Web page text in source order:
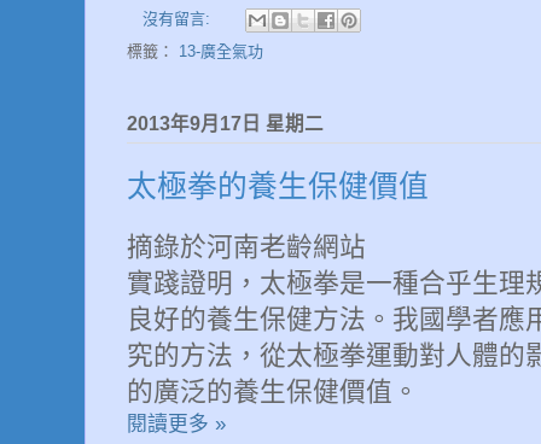
沒有留言:
標籤： 13-廣全氣功
2013年9月17日 星期二
太極拳的養生保健價值
摘錄於河南老齡網站
實踐證明，太極拳是一種合乎生理
良好的養生保健方法。我國學者應
究的方法，從太極拳運動對人體的
的廣泛的養生保健價值。
閱讀更多 »